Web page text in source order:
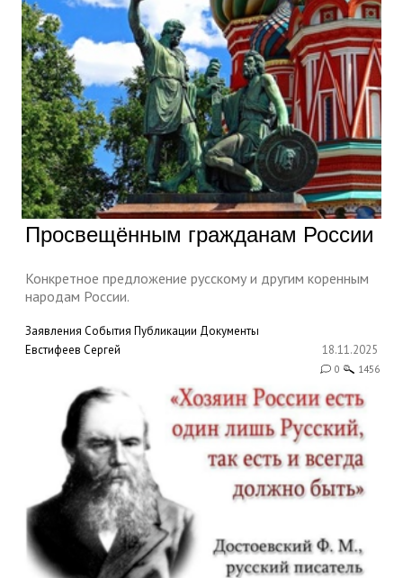
Просвещённым гражданам России
Конкретное предложение русскому и другим коренным
народам России.
Заявления События Публикации Документы
Евстифеев Сергей
18.11.2025
0 1456